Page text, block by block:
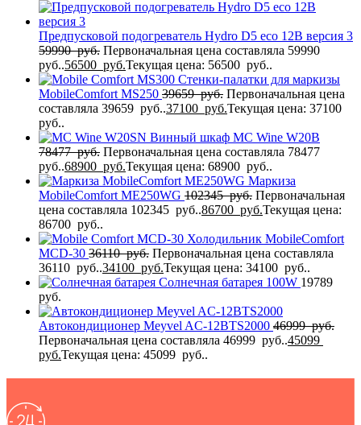
Предпусковой подогреватель Hydro D5 eco 12В версия 3
59990руб. Первоначальная цена составляла 59990
руб..56500 руб.Текущая цена: 56500 руб..
Стенки-палатки для маркизы
MobileComfort MS250 39659руб. Первоначальная цена
составляла 39659 руб..37100 руб.Текущая цена: 37100
руб..
Винный шкаф MC Wine W20B
78477руб. Первоначальная цена составляла 78477
руб..68900 руб.Текущая цена: 68900 руб..
Маркиза
MobileComfort ME250WG 102345руб. Первоначальная
цена составляла 102345 руб..86700 руб.Текущая цена:
86700 руб..
Холодильник MobileComfort
MCD-30 36110руб. Первоначальная цена составляла
36110 руб..34100 руб.Текущая цена: 34100 руб..
Солнечная батарея 100W 19789
руб.
Автокондиционер Meyvel AC-12BTS2000 46999руб.
Первоначальная цена составляла 46999 руб..45099
руб.Текущая цена: 45099 руб..